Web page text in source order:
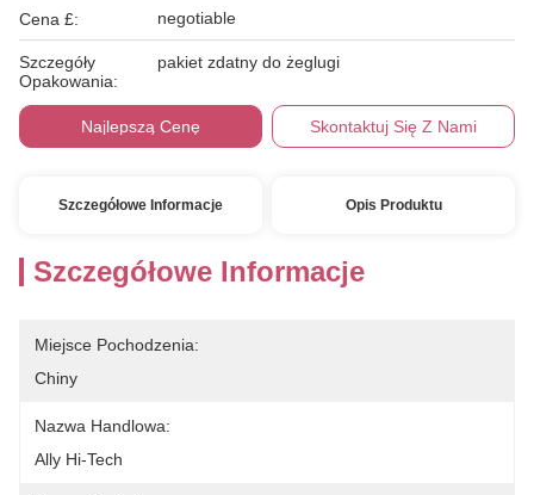
Cena £: negotiable
Szczegóły
Opakowania:
pakiet zdatny do żeglugi
Najlepszą Cenę Skontaktuj Się Z Nami
Szczegółowe Informacje Opis Produktu
Szczegółowe Informacje
Miejsce Pochodzenia:
Chiny
Nazwa Handlowa:
Ally Hi-Tech